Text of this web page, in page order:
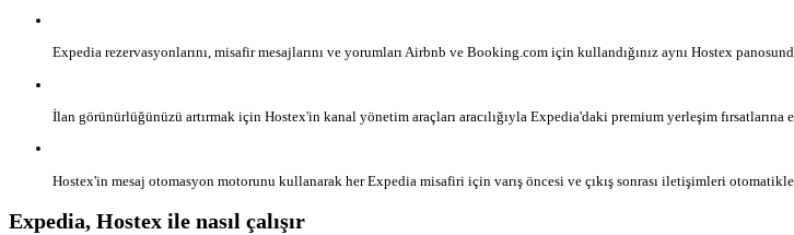
Expedia rezervasyonlarını, misafir mesajlarını ve yorumları Airbnb ve Booking.com için kullandığınız aynı Hostex
İlan görünürlüğünüzü artırmak için Hostex'in kanal yönetim araçları aracılığıyla Expedia'daki premium yerleşim fırsatlarına
Hostex'in mesaj otomasyon motorunu kullanarak her Expedia misafiri için varış öncesi ve çıkış sonrası iletişimleri
Expedia, Hostex ile nasıl çalışır